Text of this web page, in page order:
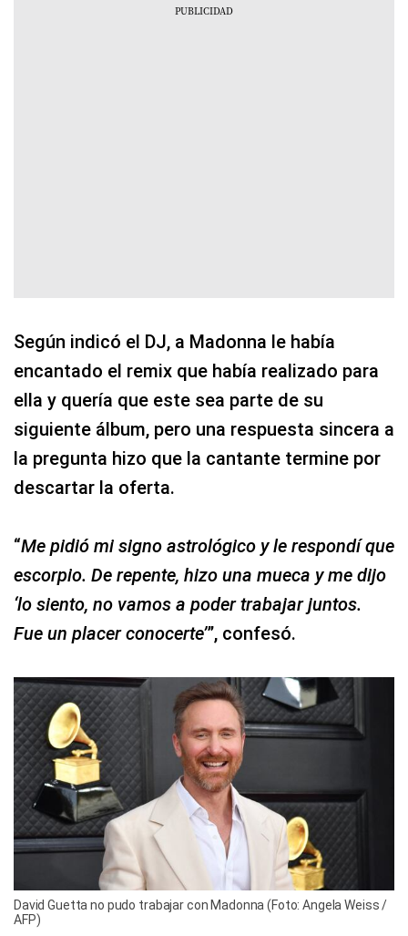
Según indicó el DJ, a Madonna le había
encantado el remix que había realizado para
ella y quería que este sea parte de su
siguiente álbum, pero una respuesta sincera a
la pregunta hizo que la cantante termine por
descartar la oferta.
“Me pidió mi signo astrológico y le respondí que
escorpio. De repente, hizo una mueca y me dijo
‘lo siento, no vamos a poder trabajar juntos.
Fue un placer conocerte’”, confesó.
David Guetta no pudo trabajar con Madonna (Foto: Angela Weiss /
AFP)